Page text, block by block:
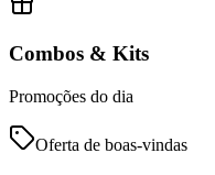
Combos & Kits
Promoções do dia
Oferta de boas-vindas